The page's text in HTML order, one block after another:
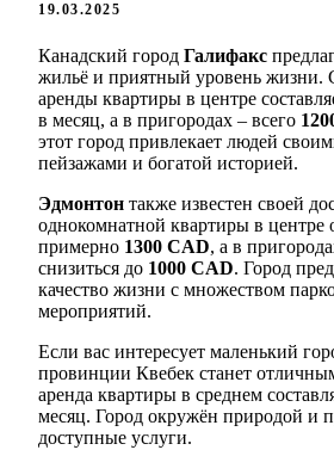
19.03.2025
Канадский город Галифакс
жильё и приятный уровень жизни.
аренды квартиры в центре
в месяц, а в пригородах – всего
этот город привлекает людей
пейзажами и богатой историей.
Эдмонтон также известен своей
однокомнатной квартиры в центре
примерно 1300 CAD, а в
снизиться до 1000 CAD. Город
качество жизни с множеством
мероприятий.
Если вас интересует маленький
провинции Квебек станет
аренда квартиры в среднем
месяц. Город окружён природой и
доступные услуги.